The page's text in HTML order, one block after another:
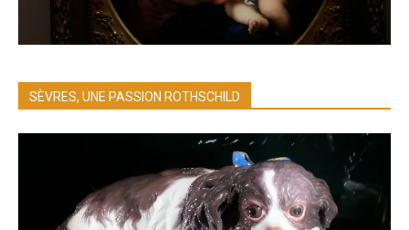
SÈVRES, UNE PASSION ROTHSCHILD